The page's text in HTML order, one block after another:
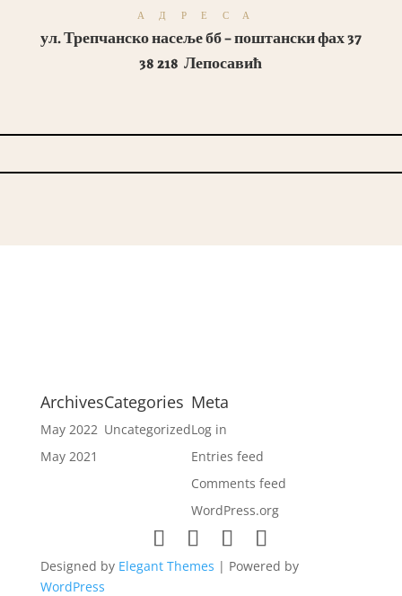
АДРЕСА
ул. Трепчанско насеље бб – поштански фах 37
38 218 Лепосавић
Archives
May 2022
May 2021
Categories
Uncategorized
Meta
Log in
Entries feed
Comments feed
WordPress.org
Designed by Elegant Themes | Powered by
WordPress